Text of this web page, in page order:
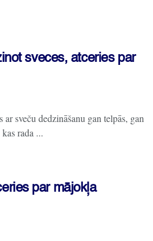
sveces, atceries par
sveču dedzināšanu gan telpās, gan
rada ...
par mājokļa